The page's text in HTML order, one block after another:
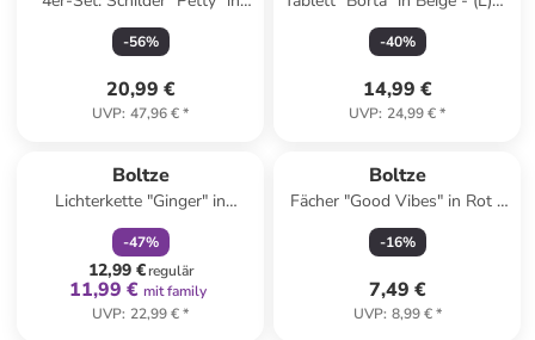
Bunt - (B)40 x (H)20 cm
-56%
20,99 €
UVP: 47,96 €*
x (B)19 cm
-40%
14,99 €
UVP: 24,99 €*
Boltze
Lichterkette "Ginger" in
Hellbraun - (L)160 cm
-47%
12,99 €regulär
11,99 € mit family
UVP: 22,99 €*
Boltze
Fächer "Good Vibes" in Rot -
(B)65 cm
-16%
7,49 €
UVP: 8,99 €*